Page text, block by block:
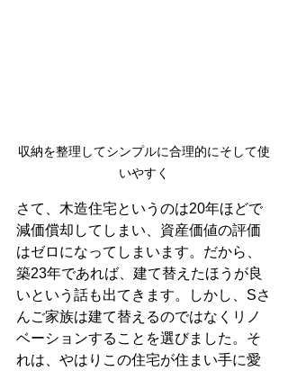
収納を整理してシンプルに合理的にそして使
いやすく
さて、木造住宅というのは20年ほどで
減価償却してしまい、資産価値の評価
はゼロになってしまいます。だから、
築23年であれば、建て替えたほうが良
いという話も出てきます。しかし、Sさ
んご家族は建て替えるのではなくリノ
ベーションすることを選びました。そ
れは、やはりこの住宅が住まい手に愛